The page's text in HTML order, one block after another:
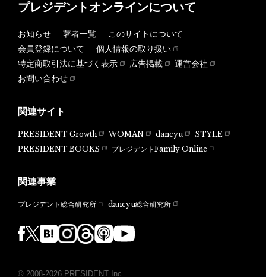
プレジデントオンラインについて
お知らせ 著者一覧
このサイトについて
会員登録について
個人情報の取り扱い
特定商取引法に基づく表示
広告掲載
運営会社
お問い合わせ
関連サイト
PRESIDENT Growth WOMAN dancyu
STYLE
PRESIDENT BOOKS
プレジデントFamily Online
関連事業
プレジデント総合研究所 dancyu総合研究所
© 2008-2026 PRESIDENT Inc.